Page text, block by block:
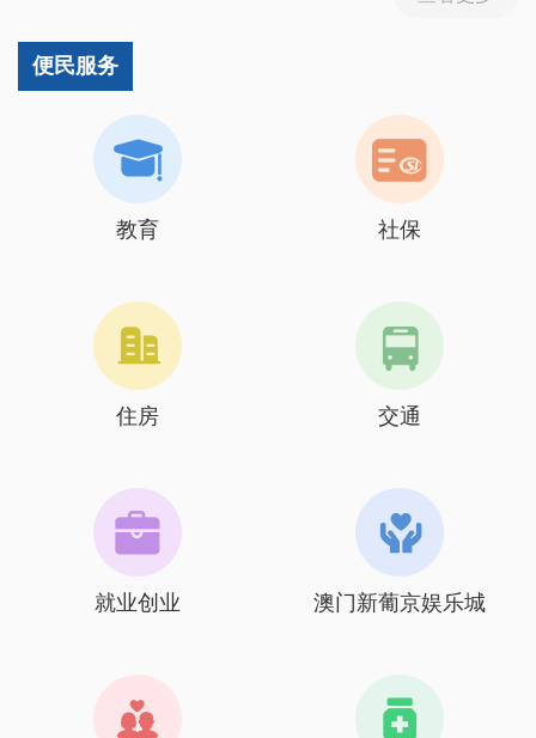
便民服务
教育 社保
住房 交通
就业创业 澳门新葡京娱乐城